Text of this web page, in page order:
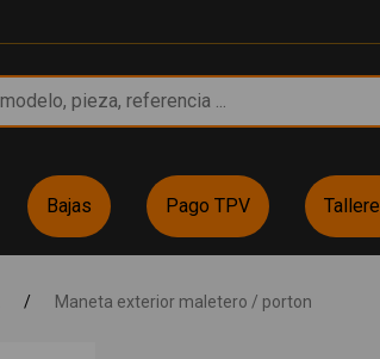
Bajas Pago TPV
/ Maneta exterior maletero / porton